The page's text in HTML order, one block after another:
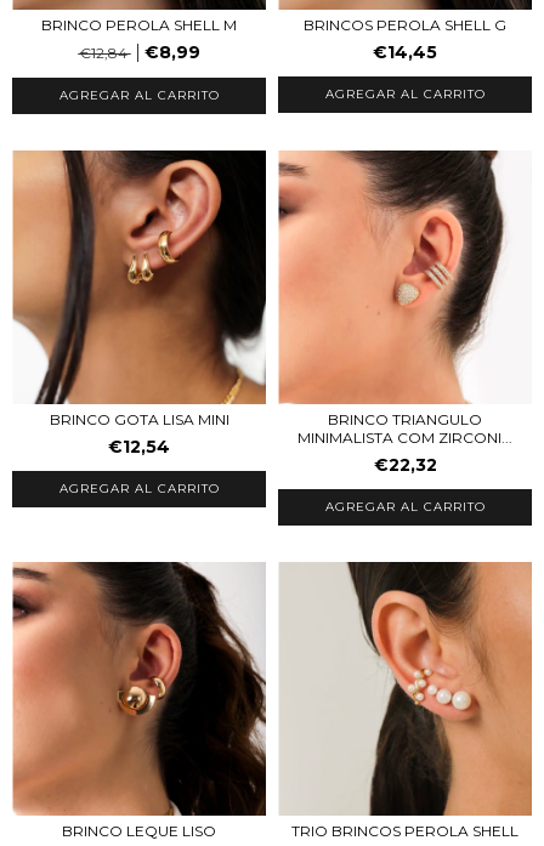
BRINCO PEROLA SHELL M
€12,84
€8,99
BRINCOS PEROLA SHELL G
€14,45
BRINCO GOTA LISA MINI
€12,54
AGREGAR AL CARRITO
BRINCO TRIANGULO
MINIMALISTA COM ZIRCONI...
€22,32
AGREGAR AL CARRITO
BRINCO LEQUE LISO
TRIO BRINCOS PEROLA SHELL